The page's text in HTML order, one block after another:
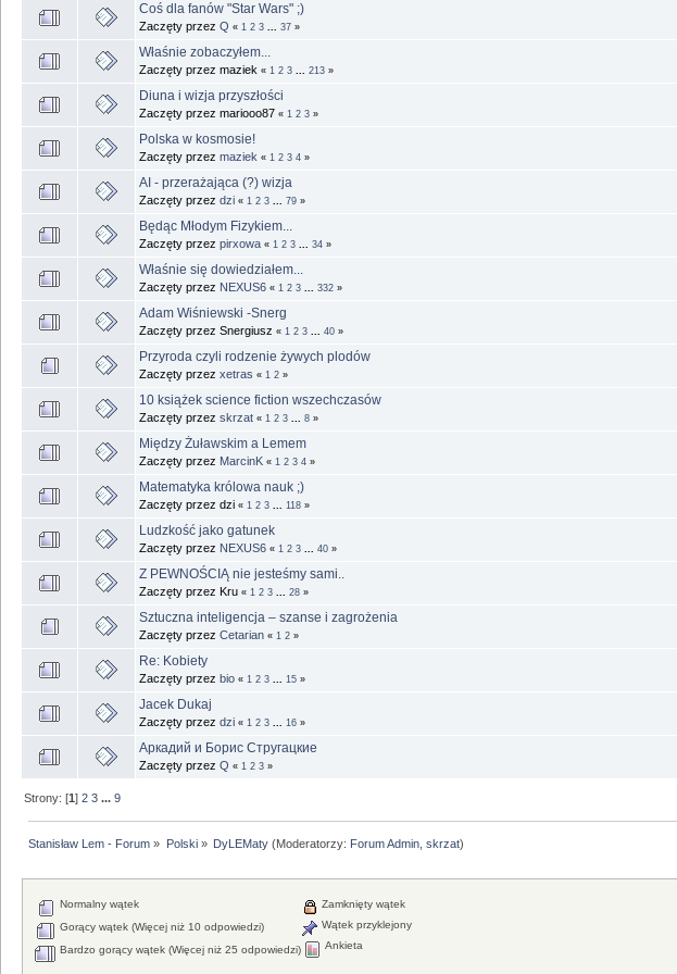
Coś dla fanów "Star Wars" ;)
Zaczęty przez Q « 1 2 3 37 »
Właśnie zobaczyłem...
Zaczęty przez maziek « 1 2 3 213 »
Diuna i wizja przyszłości
Zaczęty przez mariooo87 « 1 2 3 »
Polska w kosmosie!
Zaczęty przez maziek « 1 2 3 4 »
AI - przerażająca (?) wizja
Zaczęty przez dzi « 1 2 3 79 »
Będąc Młodym Fizykiem...
Zaczęty przez pirxowa « 1 2 3 34 »
Właśnie się dowiedziałem...
Zaczęty przez NEXUS6 « 1 2 3 332 »
Adam Wiśniewski -Snerg
Zaczęty przez Snergiusz « 1 2 3 40 »
Przyroda czyli rodzenie żywych plodów
Zaczęty przez xetras « 1 2 »
10 książek science fiction wszechczasów
Zaczęty przez skrzat « 1 2 3 8 »
Między Żuławskim a Lemem
Zaczęty przez MarcinK « 1 2 3 4 »
Matematyka królowa nauk ;)
Zaczęty przez dzi « 1 2 3 118 »
Ludzkość jako gatunek
Zaczęty przez NEXUS6 « 1 2 3 40 »
Z PEWNOŚCIĄ nie jesteśmy sami..
Zaczęty przez Kru « 1 2 3 28 »
Sztuczna inteligencja – szanse i zagrożenia
Zaczęty przez Cetarian « 1 2 »
Re: Kobiety
Zaczęty przez bio « 1 2 3 15 »
Jacek Dukaj
Zaczęty przez dzi « 1 2 3 16 »
Аркадий и Борис Стругацкие
Zaczęty przez Q « 1 2 3 »
Strony: [1]2 3 ...9
Stanisław Lem - Forum » Polski» DyLEMaty(Moderatorzy: Forum Admin, skrzat)
Normalny wątek
Gorący wątek (Więcej niż 10 odpowiedzi)
Bardzo gorący wątek (Więcej niż 25 odpowiedzi)
Zamknięty wątek
Wątek przyklejony
Ankieta